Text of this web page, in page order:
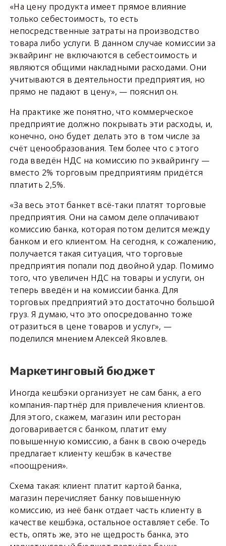
«На цену продукта имеет прямое влияние
только себестоимость, то есть
непосредственные затраты на производство
товара либо услуги. В данном случае комиссии за
эквайринг не включаются в себестоимость и
являются общими накладными расходами. Они
учитываются в деятельности предприятия, но
прямо не падают в цену», — пояснил он.
На практике же понятно, что коммерческое
предприятие должно покрывать эти расходы, и,
конечно, оно будет делать это в том числе за
счёт ценообразования. Тем более что с этого
года введён НДС на комиссию по эквайрингу —
вместо 2% торговым предприятиям придётся
платить 2,5%.
«За весь этот банкет всё-таки платят торговые
предприятия. Они на самом деле оплачивают
комиссию банка, которая потом делится между
банком и его клиентом. На сегодня, к сожалению,
получается такая ситуация, что торговые
предприятия попали под двойной удар. Помимо
того, что увеличен НДС на товары и услуги, он
теперь введён и на комиссии банка. Для
торговых предприятий это достаточно большой
груз. Я думаю, что это опосредованно тоже
отразиться в цене товаров и услуг», —
поделился мнением Алексей Яковлев.
Маркетинговый бюджет
Иногда кешбэки организует не сам банк, а его
компания-партнёр для привлечения клиентов.
Для этого, скажем, магазин или ресторан
договаривается с банком, платит ему
повышенную комиссию, а банк в свою очередь
предлагает клиенту кешбэк в качестве
«поощрения».
Схема такая: клиент платит картой банка,
магазин перечисляет банку повышенную
комиссию, из неё банк отдает часть клиенту в
качестве кешбэка, остальное оставляет себе. То
есть, опять же, это не щедрость банка, это